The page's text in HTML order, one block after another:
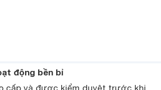
động bền bỉ
cấp và được kiểm duyệt trước khi